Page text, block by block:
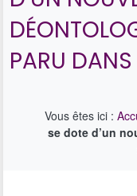
PARU
Vous êtes ici :
se dote d’un